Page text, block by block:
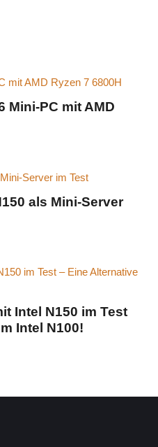
Mini-PC mit AMD
als Mini-Server
Intel N150 im Test
Intel N100!